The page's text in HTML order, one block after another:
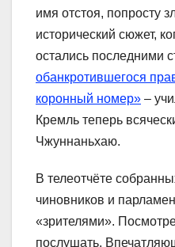
имя отстоя, попросту
исторический сюжет,
остались последними
обанкротившегося
коронный номер» –
Кремль теперь
Чжуннаньхаю.
В телеотчёте
чиновников и
«зрителями».
послушать.